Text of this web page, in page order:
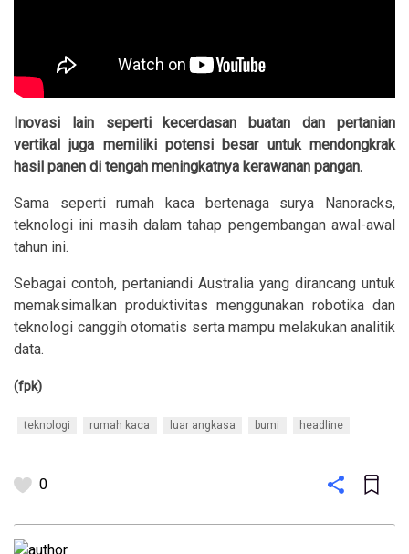
Inovasi lain seperti kecerdasan buatan dan pertanian
vertikal juga memiliki potensi besar untuk mendongkrak
hasil panen di tengah meningkatnya kerawanan pangan.
Sama seperti rumah kaca bertenaga surya Nanoracks,
teknologi ini masih dalam tahap pengembangan awal-awal
tahun ini.
Sebagai contoh, pertaniandi Australia yang dirancang untuk
memaksimalkan produktivitas menggunakan robotika dan
teknologi canggih otomatis serta mampu melakukan analitik
data.
(fpk)
teknologi rumah kaca luar angkasa bumi headline
0